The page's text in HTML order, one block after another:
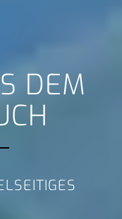
DEM